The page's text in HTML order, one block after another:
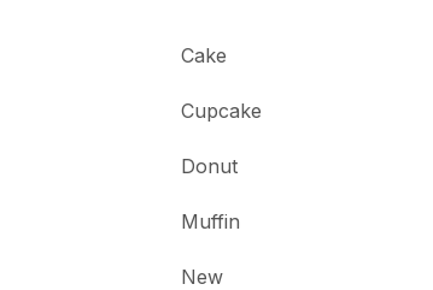
Cake
Cupcake
Donut
Muffin
New